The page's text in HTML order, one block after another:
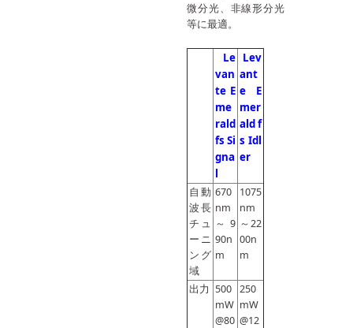
微分光、非線形分光
等に最適。
Le
van
te E
me
rald
fs Si
gna
l
Lev
ant
e E
mer
ald f
s Idl
er
自動
波長
チュ
ーニ
ング
域
670
nm
～9
90n
m
1075
nm
～22
00n
m
出力 500
mW
@80
250
mW
@12